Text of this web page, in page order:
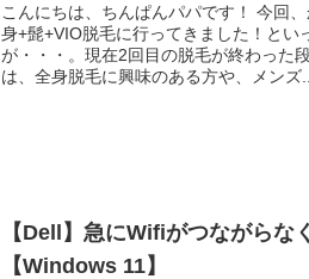
こんにちは、ちんぱんパパです！ 今回、かねてよりやりたかった、全
身+髭+VIO脱毛に行ってきました！とい
が・・・。現在2回目の脱毛が終わった段階
は、全身脱毛に興味のある方や、メンズ...
【Dell】急にWifiがつながらな
【Windows 11】